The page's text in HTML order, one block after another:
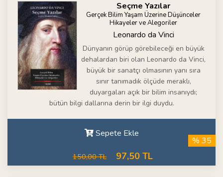
Seçme Yazılar
Gerçek Bilim Yaşam Üzerine Düşünceler
Hikayeler ve Alegoriler
Leonardo da Vinci
Dünyanın görüp görebileceği en büyük
dehalardan biri olan Leonardo da Vinci,
büyük bir sanatçı olmasının yanı sıra
sınır tanımadık ölçüde meraklı,
duyargaları açık bir bilim insanıydı;
bütün bilgi dallarına derin bir ilgi duydu.
Sepete Ekle
150,00 TL 97,50 TL
% 35